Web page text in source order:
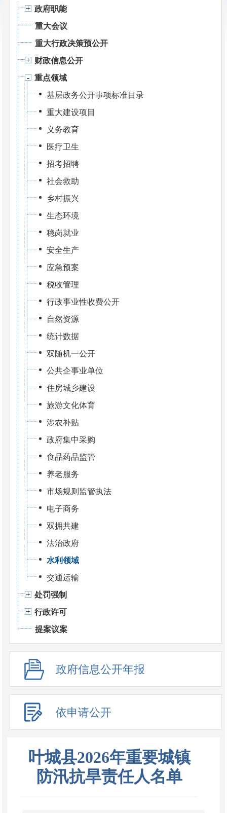
政府职能
重大会议
重大行政决策预公开
财政信息公开
重点领域
基层政务公开事项标准目录
重大建设项目
义务教育
医疗卫生
招考招聘
社会救助
乡村振兴
生态环境
稳岗就业
安全生产
应急预案
税收管理
行政事业性收费公开
自然资源
统计数据
双随机一公开
公共企事业单位
住房城乡建设
旅游文化体育
涉农补贴
政府集中采购
食品药品监管
养老服务
市场规则监管执法
电子商务
双拥共建
法治政府
水利领域
交通运输
处罚强制
行政许可
提案议案
政府信息公开年报
依申请公开
叶城县2026年重要城镇
防汛抗旱责任人名单